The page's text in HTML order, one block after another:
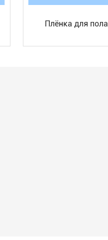
Плёнка для пола